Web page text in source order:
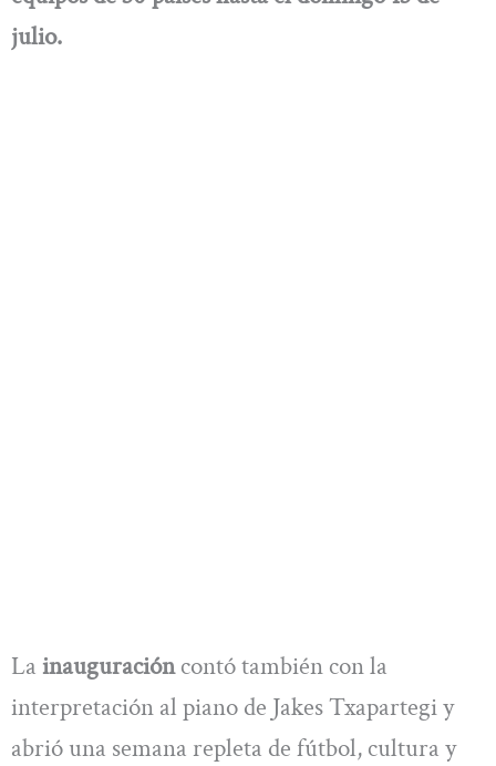
julio.
La inauguracióncontó también con la
interpretación al piano de Jakes Txapartegi y
abrió una semana repleta de fútbol, cultura y